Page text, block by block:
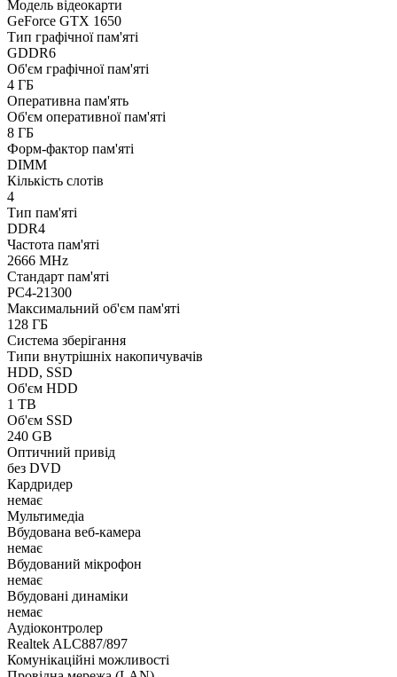
Модель відеокарти
GeForce GTX 1650
Тип графічної пам'яті
GDDR6
Об'єм графічної пам'яті
4 ГБ
Оперативна пам'ять
Об'єм оперативної пам'яті
8 ГБ
Форм-фактор пам'яті
DIMM
Кількість слотів
4
Тип пам'яті
DDR4
Частота пам'яті
2666 MHz
Стандарт пам'яті
PC4-21300
Максимальний об'єм пам'яті
128 ГБ
Система зберігання
Типи внутрішніх накопичувачів
HDD, SSD
Об'єм HDD
1 TB
Об'єм SSD
240 GB
Оптичний привід
без DVD
Кардридер
немає
Мультимедіа
Вбудована веб-камера
немає
Вбудований мікрофон
немає
Вбудовані динаміки
немає
Аудіоконтролер
Realtek ALC887/897
Комунікаційні можливості